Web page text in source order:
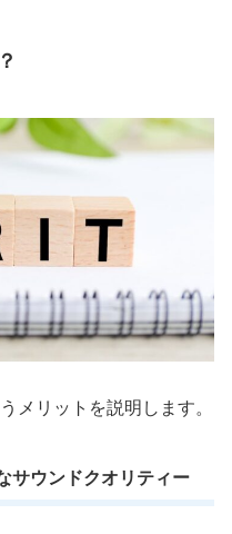
メリットを説明します。
サウンドクオリティー